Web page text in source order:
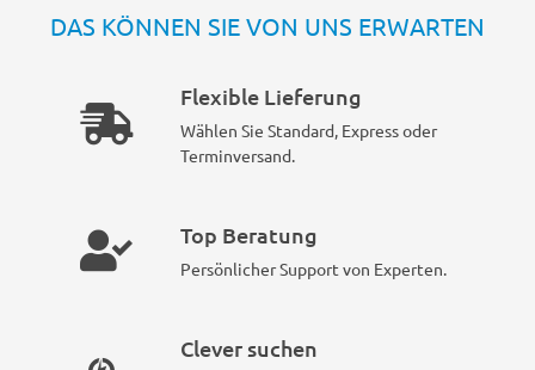
DAS KÖNNEN SIE VON UNS ERWARTEN
Flexible Lieferung
Wählen Sie Standard, Express oder
Terminversand.
Top Beratung
Persönlicher Support von Experten.
Clever suchen